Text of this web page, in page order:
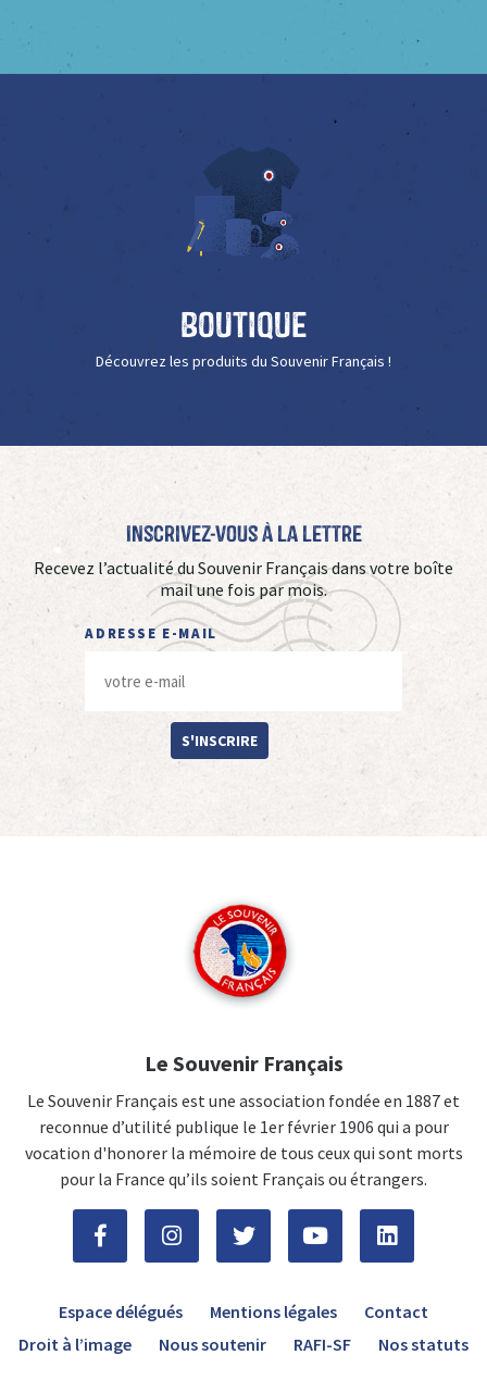
Boutique
Découvrez les produits du Souvenir Français !
Inscrivez-vous à La Lettre
Recevez l’actualité du Souvenir Français dans votre boîte
mail une fois par mois.
ADRESSE E-MAIL
S'INSCRIRE
Le Souvenir Français
Le Souvenir Français est une association fondée en 1887 et
reconnue d’utilité publique le 1er février 1906 qui a pour
vocation d'honorer la mémoire de tous ceux qui sont morts
pour la France qu’ils soient Français ou étrangers.
Espace délégués Mentions légales
Contact
Droit à l’image
Nous soutenir RAFI-SF Nos statuts